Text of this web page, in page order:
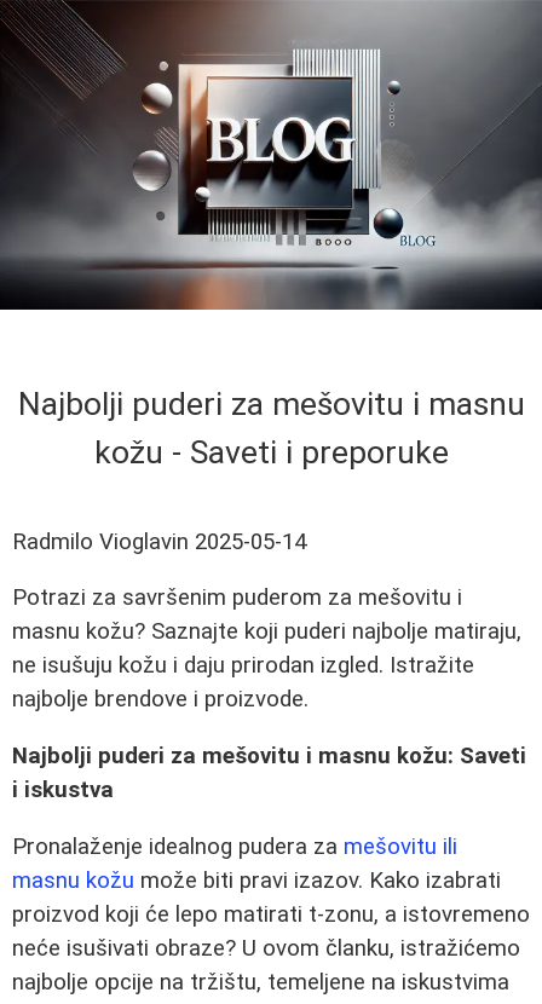
Najbolji puderi za mešovitu i masnu
kožu - Saveti i preporuke
Radmilo Vioglavin 2025-05-14
Potrazi za savršenim puderom za mešovitu i
masnu kožu? Saznajte koji puderi najbolje matiraju,
ne isušuju kožu i daju prirodan izgled. Istražite
najbolje brendove i proizvode.
Najbolji puderi za mešovitu i masnu kožu: Saveti
i iskustva
Pronalaženje idealnog pudera za mešovitu ili
masnu kožu može biti pravi izazov. Kako izabrati
proizvod koji će lepo matirati t-zonu, a istovremeno
neće isušivati obraze? U ovom članku, istražićemo
najbolje opcije na tržištu, temeljene na iskustvima